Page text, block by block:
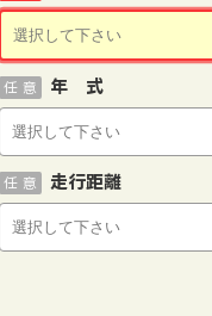
年 式
任 意
走行距離
任 意